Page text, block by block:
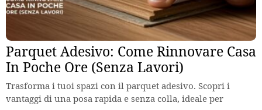
Parquet Adesivo: Come Rinnovare Casa
In Poche Ore (Senza Lavori)
Trasforma i tuoi spazi con il parquet adesivo. Scopri i
vantaggi di una posa rapida e senza colla, ideale per